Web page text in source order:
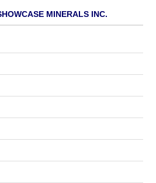
MINERALS INC.